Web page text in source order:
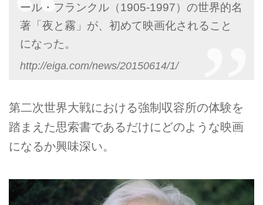
ール・フランクル（1905-1997）の世界的名
著「夜と霧」が、初めて映画化されること
になった。
http://eiga.com/news/20150614/1/
第二次世界大戦における強制収容所の体験を
踏まえた思索書であるだけにどのような映画
になるか興味深い。